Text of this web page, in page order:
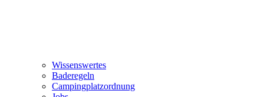
Wissenswertes
Baderegeln
Campingplatzordnung